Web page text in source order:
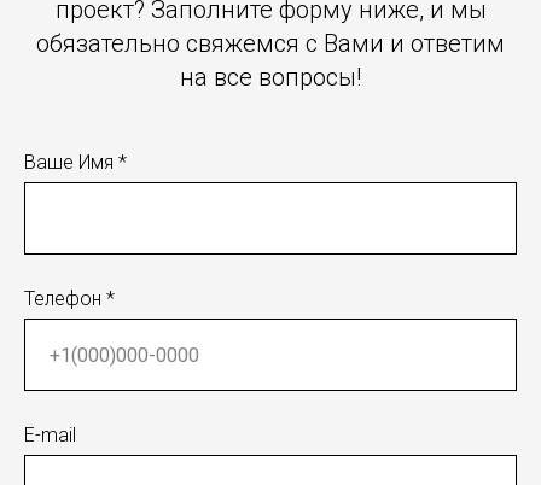
проект? Заполните форму ниже, и мы
обязательно свяжемся с Вами и ответим
на все вопросы!
Ваше Имя *
Телефон *
E-mail